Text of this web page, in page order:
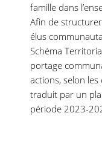
famille dans
Afin de
élus
Schéma
portage
actions, selon les
traduit par un
période 2023-